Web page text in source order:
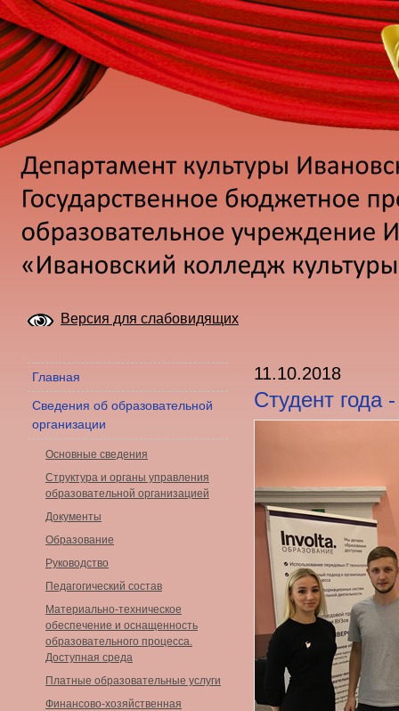
Версия для слабовидящих
Главная
Сведения об образовательной
организации
Основные сведения
Структура и органы управления
образовательной организацией
Документы
Образование
Руководство
Педагогический состав
Материально-техническое
обеспечение и оснащенность
образовательного процесса.
Доступная среда
Платные образовательные услуги
Финансово-хозяйственная
11.10.2018
Студент года